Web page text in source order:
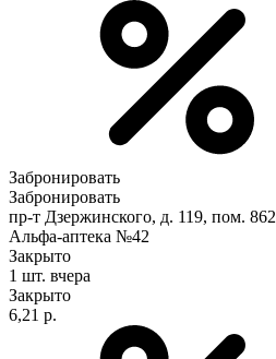
Забронировать
Забронировать
пр-т Дзержинского, д. 119, пом. 862
Альфа-аптека №42
Закрыто
1 шт. вчера
Закрыто
6,21 р.